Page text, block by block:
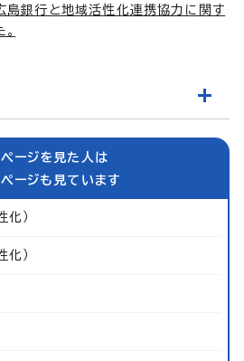
島銀行と地域活性化連携協力に関す
ージを見た人は
ージも見ています
化）
化）